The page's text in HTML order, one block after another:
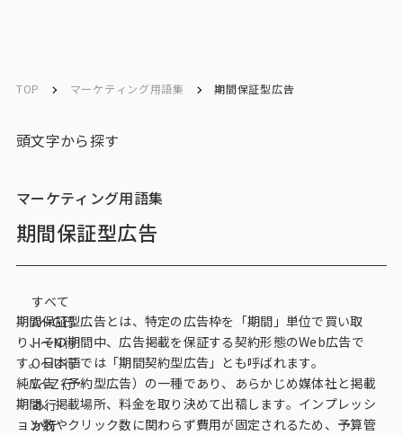
サービス一覧
サービストップ
マーケティングリサーチ
データベース
TOP マーケティング用語集 期間保証型広告
頭文字から探す
すべて
A〜G行
H〜N行
O〜U行
V～Z行
あ行
か行
マーケティング用語集
期間保証型広告
期間保証型広告とは、特定の広告枠を「期間」単位で買い取
り、その期間中、広告掲載を保証する契約形態のWeb広告で
す。日本語では「期間契約型広告」とも呼ばれます。
純広告（予約型広告）の一種であり、あらかじめ媒体社と掲載
期間、掲載場所、料金を取り決めて出稿します。インプレッシ
ョン数やクリック数に関わらず費用が固定されるため、予算管